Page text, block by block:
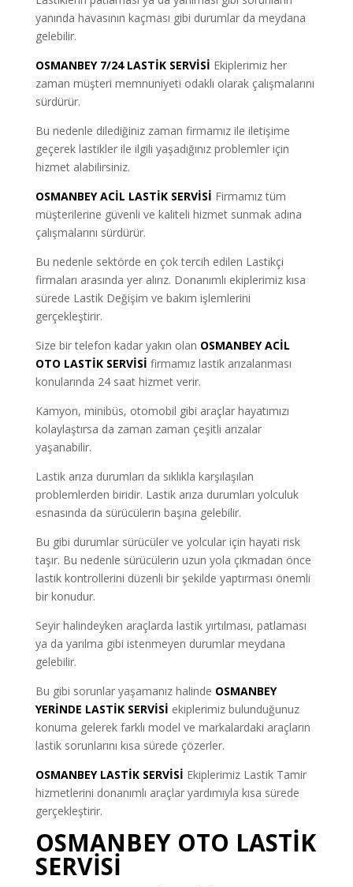
yanında havasının kaçması gibi durumlar da meydana
gelebilir.
OSMANBEY 7/24 LASTİK SERVİSİ Ekiplerimiz her
zaman müşteri memnuniyeti odaklı olarak çalışmalarını
sürdürür.
Bu nedenle dilediğiniz zaman firmamız ile iletişime
geçerek lastikler ile ilgili yaşadığınız problemler için
hizmet alabilirsiniz.
OSMANBEY ACİL LASTİK SERVİSİ Firmamız tüm
müşterilerine güvenli ve kaliteli hizmet sunmak adına
çalışmalarını sürdürür.
Bu nedenle sektörde en çok tercih edilen Lastikçi
firmaları arasında yer alırız. Donanımlı ekiplerimiz kısa
sürede Lastik Değişim ve bakım işlemlerini
gerçekleştirir.
Size bir telefon kadar yakın olan OSMANBEY ACİL
OTO LASTİK SERVİSİ firmamız lastik arızalanması
konularında 24 saat hizmet verir.
Kamyon, minibüs, otomobil gibi araçlar hayatımızı
kolaylaştırsa da zaman zaman çeşitli arızalar
yaşanabilir.
Lastik arıza durumları da sıklıkla karşılaşılan
problemlerden biridir. Lastik arıza durumları yolculuk
esnasında da sürücülerin başına gelebilir.
Bu gibi durumlar sürücüler ve yolcular için hayati risk
taşır. Bu nedenle sürücülerin uzun yola çıkmadan önce
lastik kontrollerini düzenli bir şekilde yaptırması önemli
bir konudur.
Seyir halindeyken araçlarda lastik yırtılması, patlaması
ya da yarılma gibi istenmeyen durumlar meydana
gelebilir.
Bu gibi sorunlar yaşamanız halinde OSMANBEY
YERİNDE LASTİK SERVİSİ ekiplerimiz bulunduğunuz
konuma gelerek farklı model ve markalardaki araçların
lastik sorunlarını kısa sürede çözerler.
OSMANBEY LASTİK SERVİSİ Ekiplerimiz Lastik Tamir
hizmetlerini donanımlı araçlar yardımıyla kısa sürede
gerçekleştirir.
OSMANBEY OTO LASTİK
SERVİSİ